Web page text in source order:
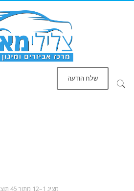
שלח הודעה
מציג 1–12 מתוך 45 תוצאות